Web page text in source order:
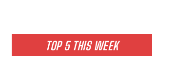
TOP 5 THIS WEEK